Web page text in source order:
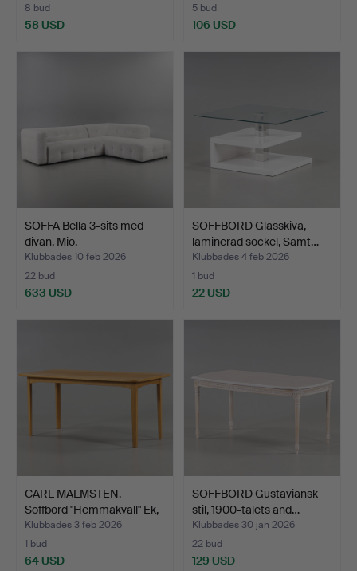
8 bud
58 USD
5 bud
106 USD
SOFFA Bella 3-sits med
divan, Mio.
Klubbades 10 feb 2026
22 bud
633 USD
SOFFBORD Glasskiva,
laminerad sockel, Samt…
Klubbades 4 feb 2026
1 bud
22 USD
CARL MALMSTEN.
Soffbord "Hemmakväll" Ek,
1…
Klubbades 3 feb 2026
1 bud
64 USD
SOFFBORD Gustaviansk
stil, 1900-talets and…
Klubbades 30 jan 2026
22 bud
129 USD